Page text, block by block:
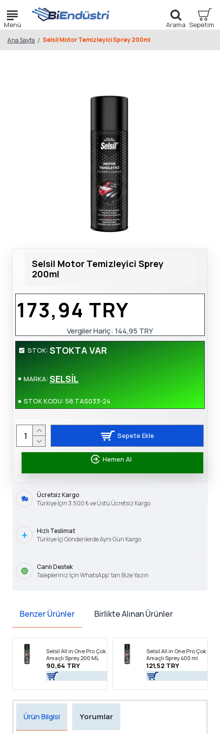
Ana Sayfa Selsil Motor Temizleyici Sprey 200ml
Selsil Motor Temizleyici Sprey
200ml
STOK: STOKTA VAR
MARKA: SELSİL
STOK KODU: 58.TAS033-24
173,94 TRY
Vergiler Hariç: 144,95 TRY
Sepete Ekle
Hemen Al
Ücretsiz Kargo
Türkiye İçin 3.500 ₺ ve Üstü Ücretsiz Kargo
Hızlı Teslimat
Türkiye İçi Gönderilerde Aynı Gün Kargo
Canlı Destek
Talepleriniz İçin WhatsApp' tan Bize Yazın
Benzer Ürünler Birlikte Alınan Ürünler
Selsil All in One Pro Çok
Amaçlı Sprey 200 ML
90,64 TRY
Selsil All in One Pro Çok
Amaçlı Sprey 400 ml
121,52 TRY
Ürün Bilgisi Yorumlar